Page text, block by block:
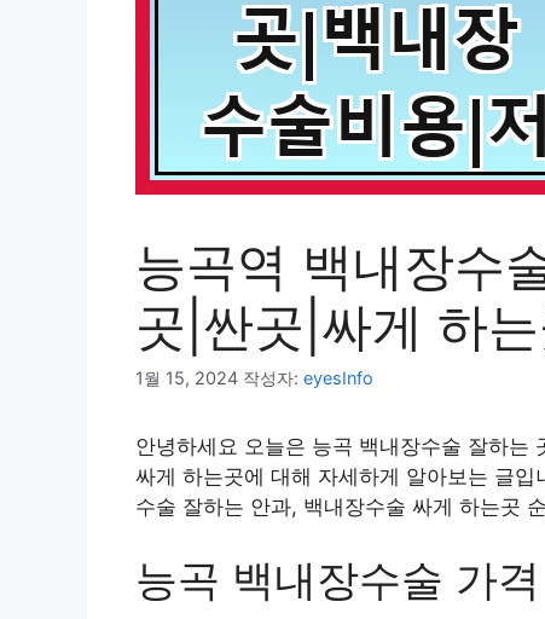
능곡역 백내장수
곳|싼곳|싸게 하
1월 15, 2024 작성자: eyesInfo
안녕하세요 오늘은 능곡 백내장수술 잘하는
싸게 하는곳에 대해 자세하게 알아보는 글
수술 잘하는 안과, 백내장수술 싸게 하는곳
능곡 백내장수술 가격